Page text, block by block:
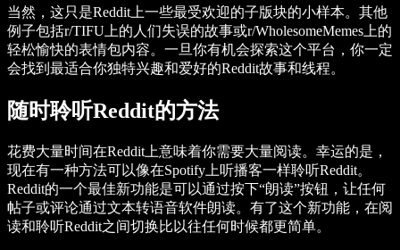
当然，这只是Reddit上一些最受欢迎的子版块的小样本。其他
例子包括r/TIFU上的人们失误的故事或r/WholesomeMemes上的
轻松愉快的表情包内容。一旦你有机会探索这个平台，你一定
会找到最适合你独特兴趣和爱好的Reddit故事和线程。
随时聆听Reddit的方法
花费大量时间在Reddit上意味着你需要大量阅读。幸运的是，
现在有一种方法可以像在Spotify上听播客一样聆听Reddit。
Reddit的一个最佳新功能是可以通过按下“朗读”按钮，让任何
帖子或评论通过文本转语音软件朗读。有了这个新功能，在阅
读和聆听Reddit之间切换比以往任何时候都更简单。